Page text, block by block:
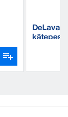
DeLavali